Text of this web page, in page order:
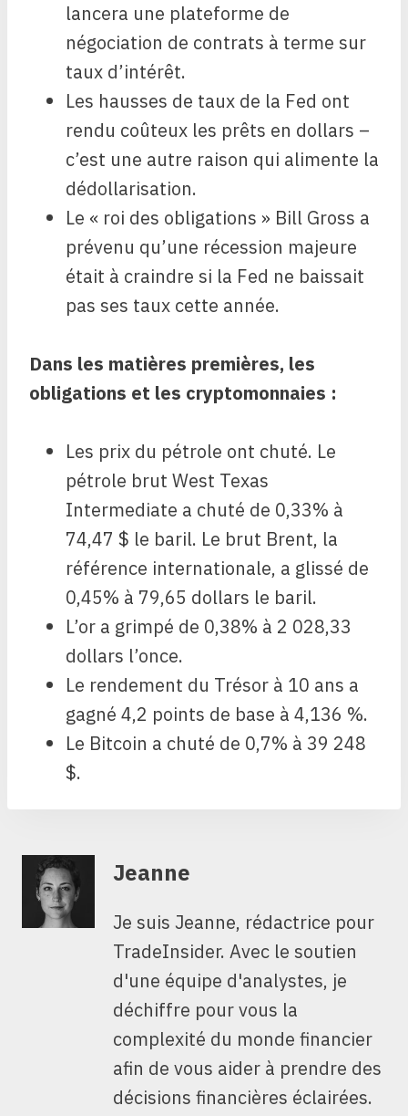
lancera une plateforme de
négociation de contrats à terme sur
taux d’intérêt.
Les hausses de taux de la Fed ont
rendu coûteux les prêts en dollars –
c’est une autre raison qui alimente la
dédollarisation.
Le « roi des obligations » Bill Gross a
prévenu qu’une récession majeure
était à craindre si la Fed ne baissait
pas ses taux cette année.
Dans les matières premières, les
obligations et les cryptomonnaies :
Les prix du pétrole ont chuté. Le
pétrole brut West Texas
Intermediate a chuté de 0,33% à
74,47 $ le baril. Le brut Brent, la
référence internationale, a glissé de
0,45% à 79,65 dollars le baril.
L’or a grimpé de 0,38% à 2 028,33
dollars l’once.
Le rendement du Trésor à 10 ans a
gagné 4,2 points de base à 4,136 %.
Le Bitcoin a chuté de 0,7% à 39 248
$.
Jeanne
Je suis Jeanne, rédactrice pour
TradeInsider. Avec le soutien
d'une équipe d'analystes, je
déchiffre pour vous la
complexité du monde financier
afin de vous aider à prendre des
décisions financières éclairées.